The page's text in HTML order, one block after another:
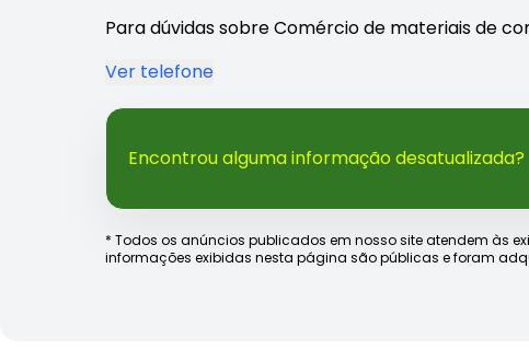
Para dúvidas sobre Comércio de materiais de
Ver telefone
Encontrou alguma informação desatualizada?
* Todos os anúncios publicados em nosso site atendem às
informações exibidas nesta página são públicas e foram